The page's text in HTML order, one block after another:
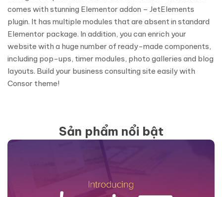
comes with stunning Elementor addon – JetElements
plugin. It has multiple modules that are absent in standard
Elementor package. In addition, you can enrich your
website with a huge number of ready-made components,
including pop-ups, timer modules, photo galleries and blog
layouts. Build your business consulting site easily with
Consor theme!
Sản phẩm nổi bật